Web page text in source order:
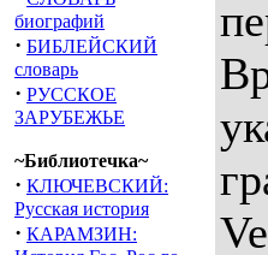
биографий
· БИБЛЕЙСКИЙ
словарь
· РУССКОЕ
ЗАРУБЕЖЬЕ
~Библиотечка~
· КЛЮЧЕВСКИЙ:
Русская история
· КАРАМЗИН: